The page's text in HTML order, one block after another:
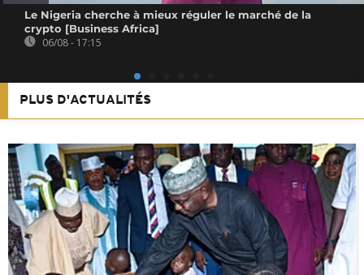
Le Nigeria cherche à mieux réguler le marché de la
crypto [Business Africa]
06/08 - 17:15
PLUS D'ACTUALITÉS